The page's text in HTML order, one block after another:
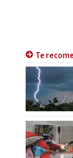
Te